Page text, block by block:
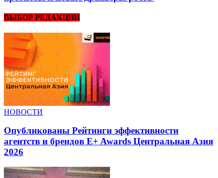
ВЫБОР РЕДАКЦИИ
НОВОСТИ
Опубликованы Рейтинги эффективности
агентств и брендов E+ Awards Центральная Азия
2026